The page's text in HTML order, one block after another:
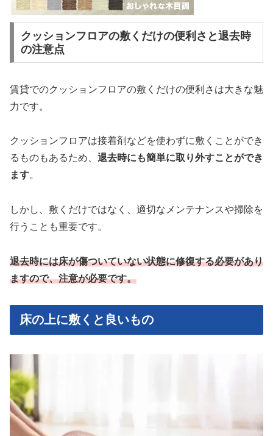
クッションフロアの敷くだけの便利さと退去時
の注意点
賃貸でのクッションフロアの敷くだけの便利さは大きな魅
力です。
クッションフロアは接着剤などを使わずに敷くことができ
るものもあるため、 退去時にも簡単に取り外すことができ
ます。
しかし、敷くだけではなく、適切なメンテナンスや掃除を
行うことも重要です。
退去時には床が傷ついていない状態に修復する必要があり
ますので、注意が必要です。
床の上に敷くと良いもの